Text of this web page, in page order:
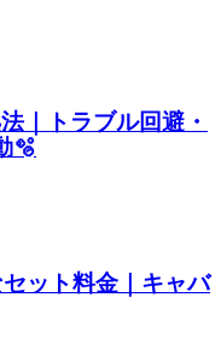
｜トラブル回避・
🫧
ット料金｜キャバ